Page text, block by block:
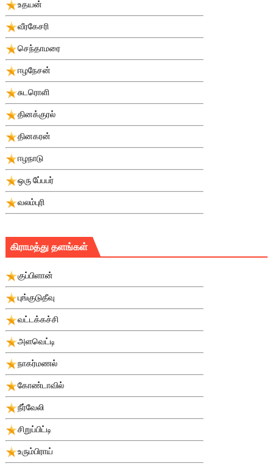
உதயன்
வீரகேசரி
செந்தாமரை
ஈழநேசன்
சுடரொளி
தினக்குரல்
தினகரன்
ஈழநாடு
ஒரு பே்பபர்
வலம்புரி
கிராமத்து தளங்கள்
குப்பிளான்
புங்குடுதீவு
வட்டக்கச்சி
அளவெட்டி
நாகர்மணல்
கோண்டாவில்
நீர்வேலி
சிறுப்பிட்டி
உரும்பிராய்